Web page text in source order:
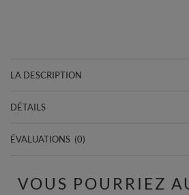
LA DESCRIPTION
DÉTAILS
ÉVALUATIONS (0)
VOUS POURRIEZ